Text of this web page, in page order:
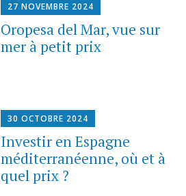
27 NOVEMBRE 2024
Oropesa del Mar, vue sur
mer à petit prix
30 OCTOBRE 2024
Investir en Espagne
méditerranéenne, où et à
quel prix ?